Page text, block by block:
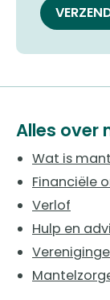
Alles over
Wat is
Financiële
Verlof
Hulp en